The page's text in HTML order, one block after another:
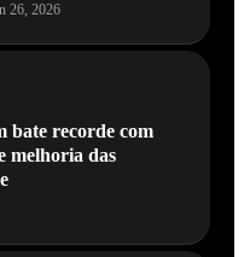
26, 2026
bate recorde com
melhoria das